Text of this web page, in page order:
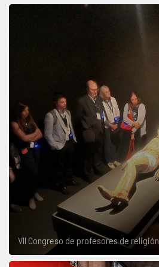
VII Congreso de profesores de religión